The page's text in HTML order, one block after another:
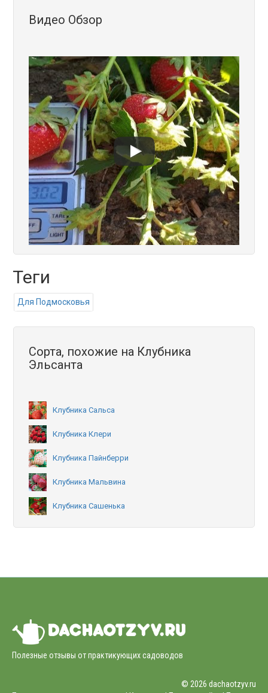
Видео Обзор
Теги
Для Подмосковья
Сорта, похожие на Клубника
Эльсанта
Клубника Сальса
Клубника Клери
Клубника Пайнберри
Клубника Мальвина
Клубника Сашенька
Полезные отзывы от практикующих садоводов
© 2026 dachaotzyv.ru